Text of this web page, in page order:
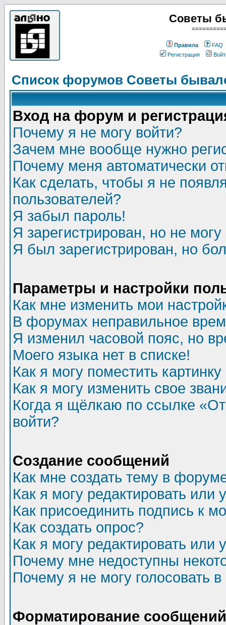
Советы
Правила
FAQ
Регистрация
Список форумов Советы
Вход на форум и
Почему я не могу войти?
Зачем мне вообще нужно
Почему меня автоматически
Как сделать, чтобы я не
пользователей?
Я забыл пароль!
Я зарегистрирован, но не могу
Я был зарегистрирован, но
Параметры и настройки
Как мне изменить мои
В форумах неправильное
Я изменил часовой пояс, но
Моего языка нет в списке!
Как я могу поместить
Как я могу изменить свое
Когда я щёлкаю по ссылке
войти?
Создание сообщений
Как мне создать тему в
Как я могу редактировать или
Как присоединить подпись к
Как создать опрос?
Как я могу редактировать или
Почему мне недоступны
Почему я не могу голосовать
Форматирование